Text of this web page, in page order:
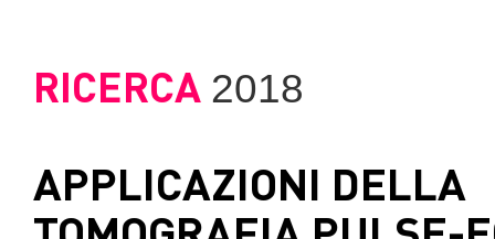
RICERCA 2018
APPLICAZIONI DELLA